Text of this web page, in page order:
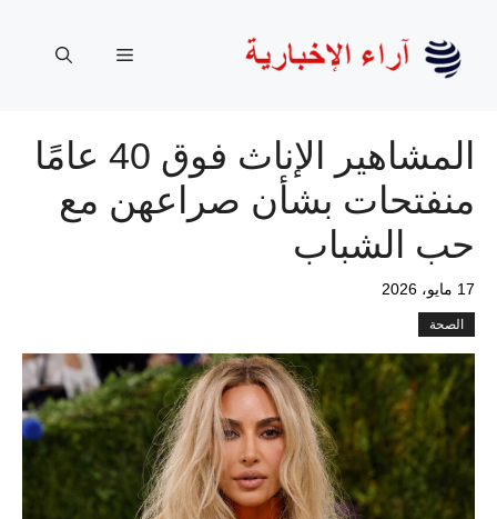
المحتوى
القائمة
المشاهير الإناث فوق 40 عامًا
منفتحات بشأن صراعهن مع
حب الشباب
17 مايو، 2026
الصحة